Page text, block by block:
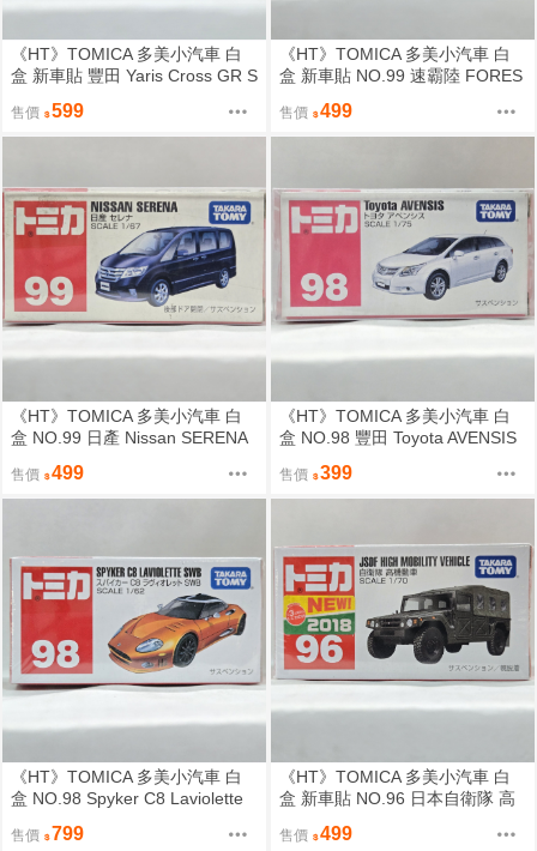
《HT》TOMICA 多美小汽車 白
盒 新車貼 豐田 Yaris Cross GR S
售價 599
《HT》TOMICA 多美小汽車 白
盒 新車貼 NO.99 速霸陸 FORES
售價 499
《HT》TOMICA 多美小汽車 白
盒 NO.99 日產 Nissan SERENA
售價 499
《HT》TOMICA 多美小汽車 白
盒 NO.98 豐田 Toyota AVENSIS
售價 399
《HT》TOMICA 多美小汽車 白
盒 NO.98 Spyker C8 Laviolette
售價 799
《HT》TOMICA 多美小汽車 白
盒 新車貼 NO.96 日本自衛隊 高
售價 499